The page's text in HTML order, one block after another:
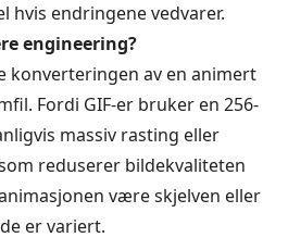
hvis endringene vedvarer.
engineering?
konverteringen av en animert
Fordi GIF-er bruker en 256-
massiv rasting eller
reduserer bildekvaliteten
være skjelven eller
er variert.